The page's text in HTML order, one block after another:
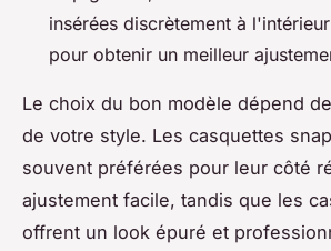
insérées discrètement à
pour obtenir un meilleur
Le choix du bon modèle dépend
de votre style. Les casquettes
souvent préférées pour leur côté
ajustement facile, tandis que les
offrent un look épuré et